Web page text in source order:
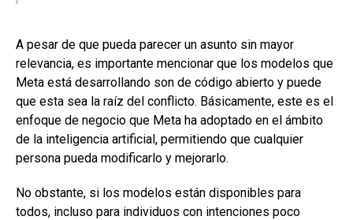
A pesar de que pueda parecer un asunto sin mayor
relevancia, es importante mencionar que los modelos que
Meta está desarrollando son de código abierto y puede
que esta sea la raíz del conflicto. Básicamente, este es el
enfoque de negocio que Meta ha adoptado en el ámbito
de la inteligencia artificial, permitiendo que cualquier
persona pueda modificarlo y mejorarlo.
No obstante, si los modelos están disponibles para
todos, incluso para individuos con intenciones poco